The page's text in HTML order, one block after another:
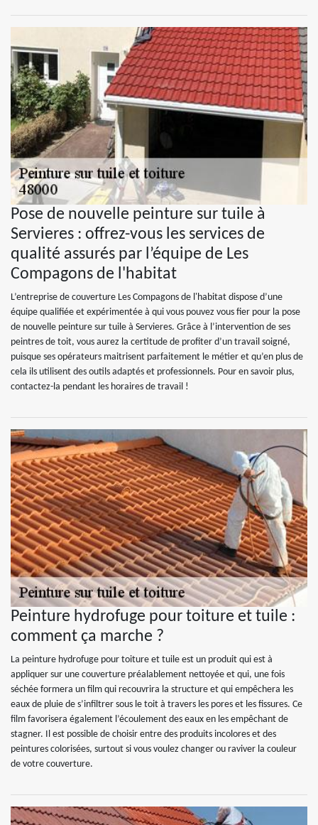
Pose de nouvelle peinture sur tuile à
Servieres : offrez-vous les services de
qualité assurés par l’équipe de Les
Compagons de l'habitat
L’entreprise de couverture Les Compagons de l'habitat dispose d’une
équipe qualifiée et expérimentée à qui vous pouvez vous fier pour la pose
de nouvelle peinture sur tuile à Servieres. Grâce à l’intervention de ses
peintres de toit, vous aurez la certitude de profiter d’un travail soigné,
puisque ses opérateurs maitrisent parfaitement le métier et qu’en plus de
cela ils utilisent des outils adaptés et professionnels. Pour en savoir plus,
contactez-la pendant les horaires de travail !
Peinture hydrofuge pour toiture et tuile :
comment ça marche ?
La peinture hydrofuge pour toiture et tuile est un produit qui est à
appliquer sur une couverture préalablement nettoyée et qui, une fois
séchée formera un film qui recouvrira la structure et qui empêchera les
eaux de pluie de s’infiltrer sous le toit à travers les pores et les fissures. Ce
film favorisera également l’écoulement des eaux en les empêchant de
stagner. Il est possible de choisir entre des produits incolores et des
peintures colorisées, surtout si vous voulez changer ou raviver la couleur
de votre couverture.